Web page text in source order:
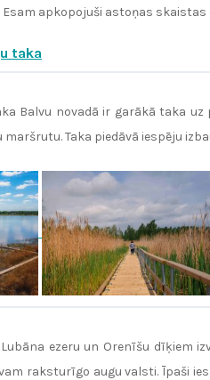
apkopojuši astoņas
taka
Balvu novadā ir garākā taka
Taka piedāvā iespēju
ezeru un Orenīšu dīķiem
raksturīgo augu valsti. Īpaši